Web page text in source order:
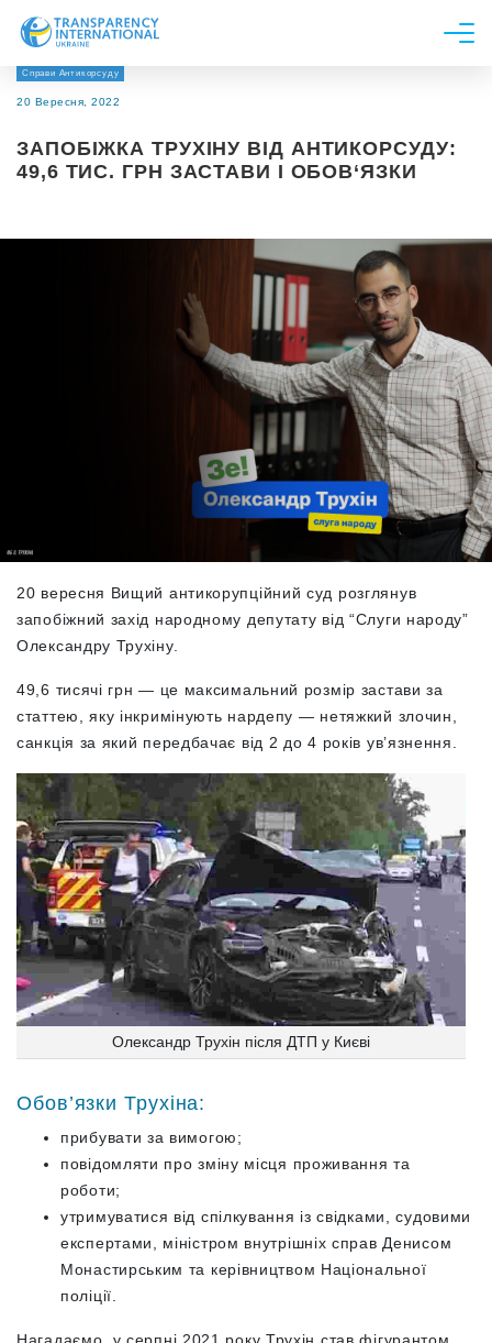
Про нас
Дослідження
Долучитися
Справи Антикорсуду
20 Вересня, 2022
ЗАПОБІЖКА ТРУХІНУ ВІД АНТИКОРСУДУ:
49,6 ТИС. ГРН ЗАСТАВИ І ОБОВ‘ЯЗКИ
20 вересня Вищий антикорупційний суд розглянув
запобіжний захід народному депутату від “Слуги народу”
Олександру Трухіну.
49,6 тисячі грн — це максимальний розмір застави за
статтею, яку інкримінують нардепу — нетяжкий злочин,
санкція за який передбачає від 2 до 4 років ув’язнення.
Олександр Трухін після ДТП у Києві
Обов’язки Трухіна:
прибувати за вимогою;
повідомляти про зміну місця проживання та
роботи;
утримуватися від спілкування із свідками, судовими
експертами, міністром внутрішніх справ Денисом
Монастирським та керівництвом Національної
поліції.